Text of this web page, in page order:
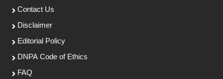
Contact Us
Disclaimer
Editorial Policy
DNPA Code of Ethics
FAQ